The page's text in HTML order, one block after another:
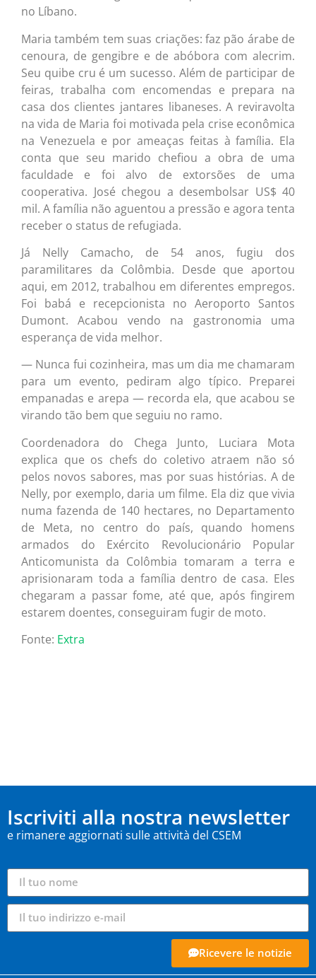
no Líbano.
Maria também tem suas criações: faz pão árabe de
cenoura, de gengibre e de abóbora com alecrim.
Seu quibe cru é um sucesso. Além de participar de
feiras, trabalha com encomendas e prepara na
casa dos clientes jantares libaneses. A reviravolta
na vida de Maria foi motivada pela crise econômica
na Venezuela e por ameaças feitas à família. Ela
conta que seu marido chefiou a obra de uma
faculdade e foi alvo de extorsões de uma
cooperativa. José chegou a desembolsar US$ 40
mil. A família não aguentou a pressão e agora tenta
receber o status de refugiada.
Já Nelly Camacho, de 54 anos, fugiu dos
paramilitares da Colômbia. Desde que aportou
aqui, em 2012, trabalhou em diferentes empregos.
Foi babá e recepcionista no Aeroporto Santos
Dumont. Acabou vendo na gastronomia uma
esperança de vida melhor.
— Nunca fui cozinheira, mas um dia me chamaram
para um evento, pediram algo típico. Preparei
empanadas e arepa — recorda ela, que acabou se
virando tão bem que seguiu no ramo.
Coordenadora do Chega Junto, Luciara Mota
explica que os chefs do coletivo atraem não só
pelos novos sabores, mas por suas histórias. A de
Nelly, por exemplo, daria um filme. Ela diz que vivia
numa fazenda de 140 hectares, no Departamento
de Meta, no centro do país, quando homens
armados do Exército Revolucionário Popular
Anticomunista da Colômbia tomaram a terra e
aprisionaram toda a família dentro de casa. Eles
chegaram a passar fome, até que, após fingirem
estarem doentes, conseguiram fugir de moto.
Fonte: Extra
Iscriviti alla nostra newsletter
e rimanere aggiornati sulle attività del CSEM
Ricevere le notizie